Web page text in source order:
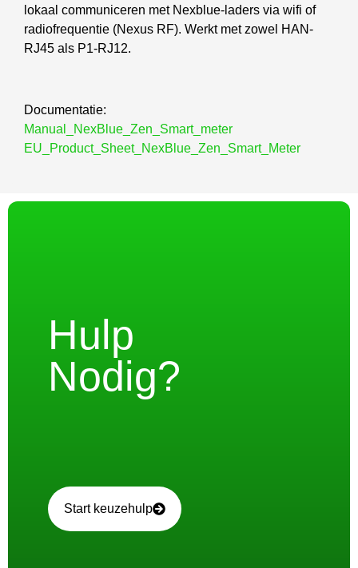
lokaal communiceren met Nexblue-laders via wifi of
radiofrequentie (Nexus RF). Werkt met zowel HAN-
RJ45 als P1-RJ12.
Documentatie:
Manual_NexBlue_Zen_Smart_meter
EU_Product_Sheet_NexBlue_Zen_Smart_Meter
Hulp
Nodig?
Start keuzehulp